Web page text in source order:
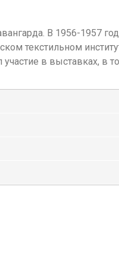
В 1956-1957
текстильном
в выставках, в